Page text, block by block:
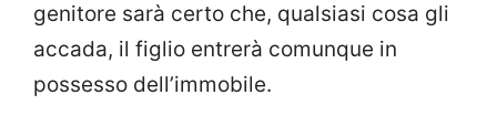
genitore sarà certo che, qualsiasi cosa gli
accada, il figlio entrerà comunque in
possesso dell’immobile.